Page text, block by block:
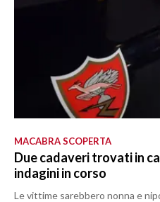
MACABRA SCOPERTA
Due cadaveri trovati in
indagini in corso
Le vittime sarebbero nonna e